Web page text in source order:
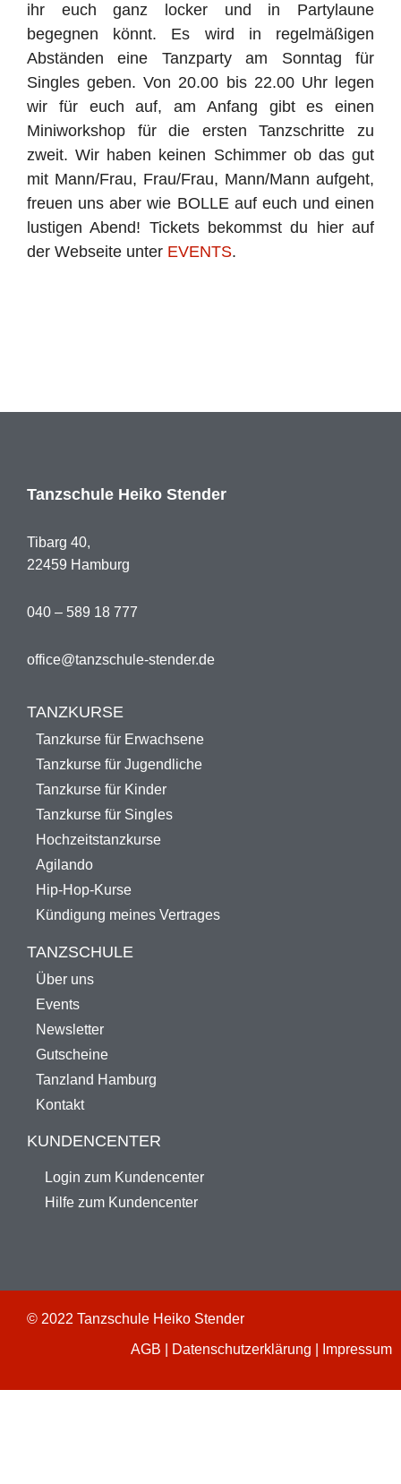
ihr euch ganz locker und in Partylaune
begegnen könnt. Es wird in regelmäßigen
Abständen eine Tanzparty am Sonntag für
Singles geben. Von 20.00 bis 22.00 Uhr legen
wir für euch auf, am Anfang gibt es einen
Miniworkshop für die ersten Tanzschritte zu
zweit. Wir haben keinen Schimmer ob das gut
mit Mann/Frau, Frau/Frau, Mann/Mann aufgeht,
freuen uns aber wie BOLLE auf euch und einen
lustigen Abend! Tickets bekommst du hier auf
der Webseite unter EVENTS.
Tanzschule Heiko Stender
Tibarg 40,
22459 Hamburg
040 – 589 18 777
office@tanzschule-stender.de
TANZKURSE
Tanzkurse für Erwachsene
Tanzkurse für Jugendliche
Tanzkurse für Kinder
Tanzkurse für Singles
Hochzeitstanzkurse
Agilando
Hip-Hop-Kurse
Kündigung meines Vertrages
TANZSCHULE
Über uns
Events
Newsletter
Gutscheine
Tanzland Hamburg
Kontakt
KUNDENCENTER
Login zum Kundencenter
Hilfe zum Kundencenter
© 2022 Tanzschule Heiko Stender
AGB
Datenschutzerklärung Impressum